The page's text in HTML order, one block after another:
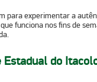
para experimentar a
funciona nos fins de
Estadual do